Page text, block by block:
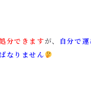
分できますが、
自分で
なりません